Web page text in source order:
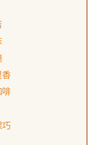
香
啡
巧